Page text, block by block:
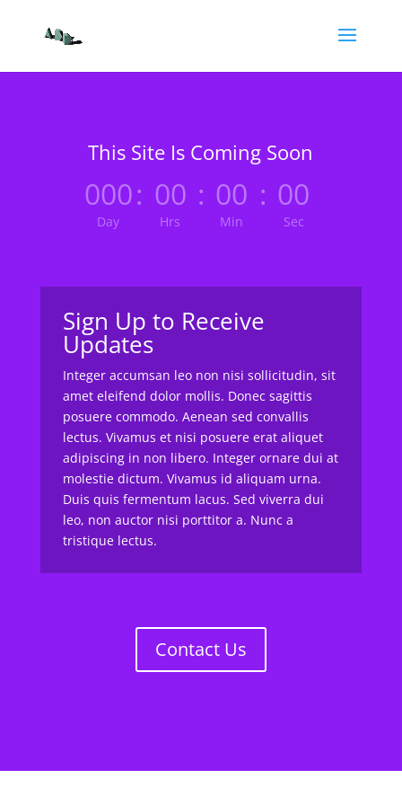
This Site Is Coming Soon
000
Day
: 00
Hrs
: 00
Min
: 00
Sec
Sign Up to Receive
Updates
Integer accumsan leo non nisi sollicitudin, sit
amet eleifend dolor mollis. Donec sagittis
posuere commodo. Aenean sed convallis
lectus. Vivamus et nisi posuere erat aliquet
adipiscing in non libero. Integer ornare dui at
molestie dictum. Vivamus id aliquam urna.
Duis quis fermentum lacus. Sed viverra dui
leo, non auctor nisi porttitor a. Nunc a
tristique lectus.
Contact Us